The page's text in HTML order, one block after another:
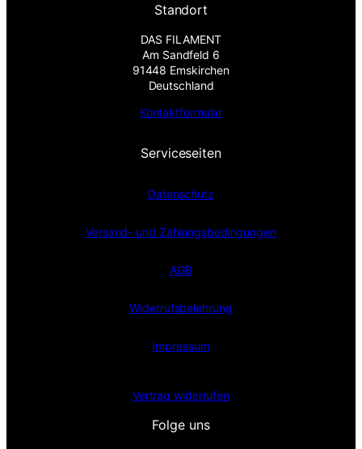
Standort
DAS FILAMENT
Am Sandfeld 6
91448 Emskirchen
Deutschland
Kontaktformular
Serviceseiten
Datenschutz
Versand- und Zahlungsbedingungen
AGB
Widerrufsbelehrung
Impressum
Vertrag widerrufen
Folge uns